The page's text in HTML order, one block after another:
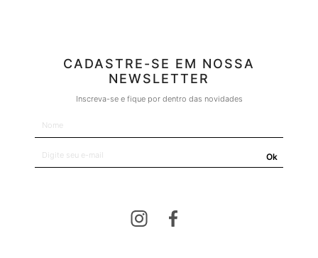
CADASTRE-SE EM NOSSA
NEWSLETTER
Inscreva-se e fique por dentro das novidades
Ok